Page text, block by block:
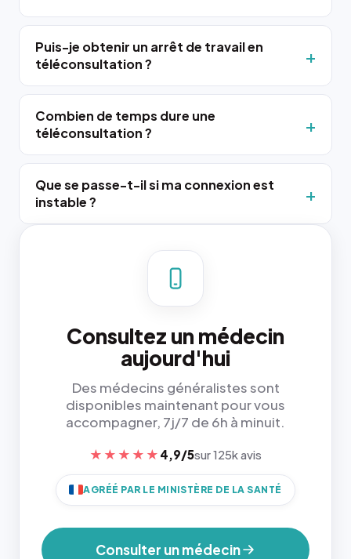
Puis-je obtenir un arrêt de travail en
téléconsultation ?
Combien de temps dure une
téléconsultation ?
Que se passe-t-il si ma connexion est
instable ?
Consultez un médecin
aujourd'hui
Des médecins généralistes sont
disponibles maintenant pour vous
accompagner, 7j/7 de 6h à minuit.
★★★★★ 4,9/5sur 125k avis
AGRÉÉ PAR LE MINISTÈRE DE LA SANTÉ
Consulter un médecin